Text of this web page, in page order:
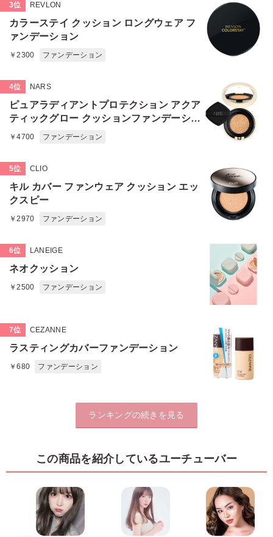
3位 REVLON
カラーステイ クッション ロングウェア フ
ァンデーション
￥2300 ファンデーション
4位 NARS
ピュアラディアントプロテクション アクア
ティックグロー クッションファンデーショ
ン
￥4700 ファンデーション
5位 CLIO
キル カバー ファンウェア クッション エッ
クスピー
￥2970 ファンデーション
6位 LANEIGE
ネオクッション
￥2500 ファンデーション
7位 CEZANNE
ラスティングカバーファンデーション
￥680 ファンデーション
ランキングの続きを見る
この商品を紹介しているユーチューバー